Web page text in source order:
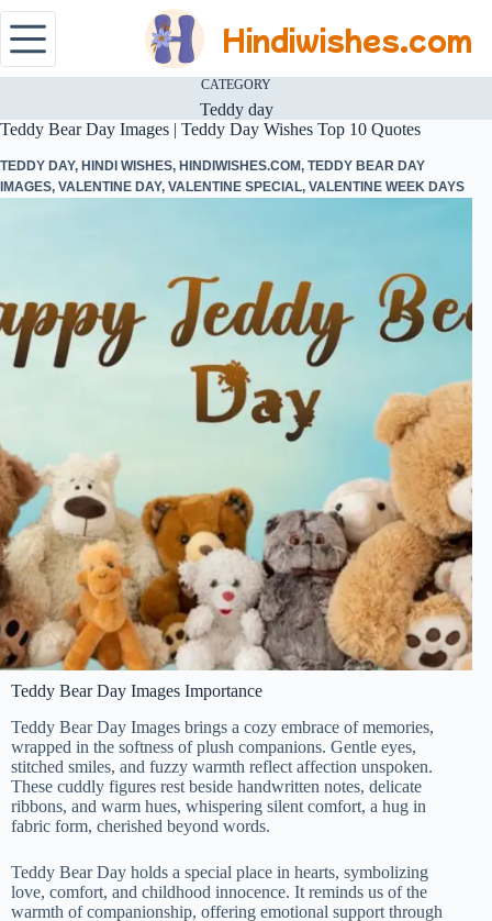
Hindiwishes.com
CATEGORY
Teddy day
Teddy Bear Day Images | Teddy Day Wishes Top 10 Quotes
TEDDY DAY, HINDI WISHES, HINDIWISHES.COM, TEDDY BEAR DAY
IMAGES, VALENTINE DAY, VALENTINE SPECIAL, VALENTINE WEEK DAYS
Teddy Bear Day Images Importance
Teddy Bear Day Images brings a cozy embrace of memories,
wrapped in the softness of plush companions. Gentle eyes,
stitched smiles, and fuzzy warmth reflect affection unspoken.
These cuddly figures rest beside handwritten notes, delicate
ribbons, and warm hues, whispering silent comfort, a hug in
fabric form, cherished beyond words.
Teddy Bear Day holds a special place in hearts, symbolizing
love, comfort, and childhood innocence. It reminds us of the
warmth of companionship, offering emotional support through